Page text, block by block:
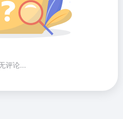
评论...